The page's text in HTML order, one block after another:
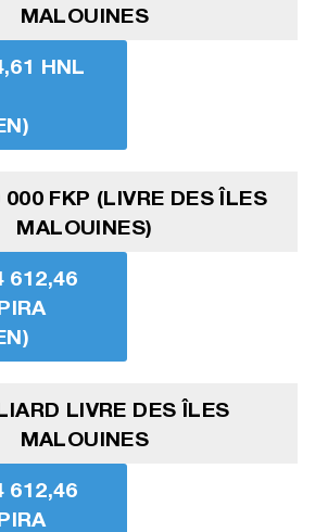
MALOUINES
HNL
FKP (LIVRE DES ÎLES
MALOUINES)
612,46
LIVRE DES ÎLES
MALOUINES
612,46